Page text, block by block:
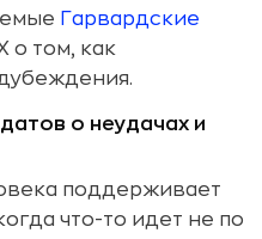
Гарвардские
о том, как
о неудачах и
поддерживает
что-то идет не по